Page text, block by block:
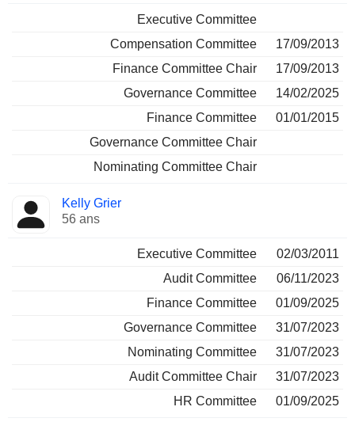
Executive Committee
Compensation Committee
17/09/2013
Finance Committee Chair
17/09/2013
Governance Committee
14/02/2025
Finance Committee
01/01/2015
Governance Committee Chair
Nominating Committee Chair
Kelly Grier
56 ans
Executive Committee
02/03/2011
Audit Committee
06/11/2023
Finance Committee
01/09/2025
Governance Committee
31/07/2023
Nominating Committee
31/07/2023
Audit Committee Chair
31/07/2023
HR Committee
01/09/2025